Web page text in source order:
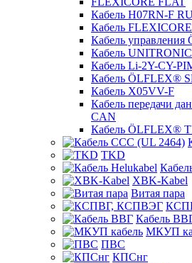
Кабель H07RN-F
Кабель
Кабель
Кабель
Кабель Li-2Y-CY-
Кабель ÖLFLEX®
Кабель X05VV-F
Кабель передачи
CAN
Кабель ÖLFLEX®
TKD
XBK-Kabel
Витая пара
Кабель
МКУП
ПВС
КПСнг